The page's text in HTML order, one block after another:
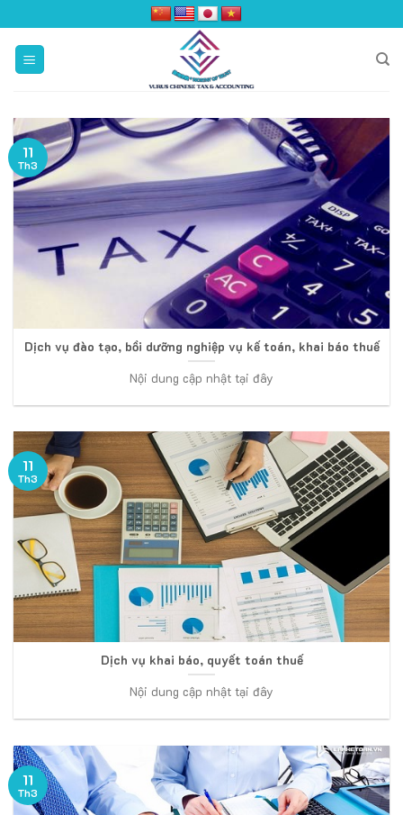
to
content
Dịch vụ đào tạo, bồi dưỡng nghiệp vụ kế toán, khai báo thuế
Nội dung cập nhật tại đây
11
Th3
Dịch vụ khai báo, quyết toán thuế
Nội dung cập nhật tại đây
11
Th3
11
Th3